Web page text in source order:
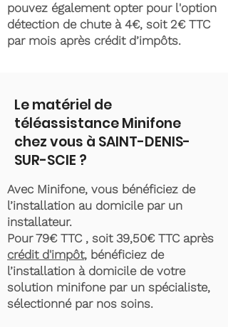
pouvez également opter pour l'option
détection de chute à 4€, soit 2€ TTC
par mois après crédit d’impôts.
Le matériel de
téléassistance Minifone
chez vous à SAINT-DENIS-
SUR-SCIE ?
Avec Minifone, vous bénéficiez de
l’installation au domicile par un
installateur.
Pour 79€ TTC , soit 39,50€ TTC après
crédit d'impôt, bénéficiez de
l’installation à domicile de votre
solution minifone par un spécialiste,
sélectionné par nos soins.